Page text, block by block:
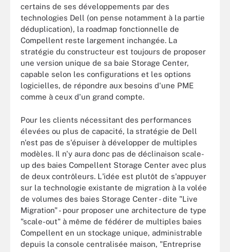
certains de ses développements par des
technologies Dell (on pense notamment à la partie
déduplication), la roadmap fonctionnelle de
Compellent reste largement inchangée. La
stratégie du constructeur est toujours de proposer
une version unique de sa baie Storage Center,
capable selon les configurations et les options
logicielles, de répondre aux besoins d'une PME
comme à ceux d'un grand compte.
Pour les clients nécessitant des performances
élevées ou plus de capacité, la stratégie de Dell
n'est pas de s'épuiser à développer de multiples
modèles. Il n'y aura donc pas de déclinaison scale-
up des baies Compellent Storage Center avec plus
de deux contrôleurs. L'idée est plutôt de s'appuyer
sur la technologie existante de migration à la volée
de volumes des baies Storage Center - dite "Live
Migration" - pour proposer une architecture de type
"scale-out" à même de fédérer de multiples baies
Compellent en un stockage unique, administrable
depuis la console centralisée maison, "Entreprise